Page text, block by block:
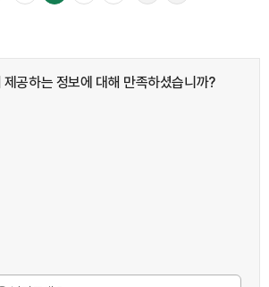
제공하는 정보에 대해 만족하셨습니까?